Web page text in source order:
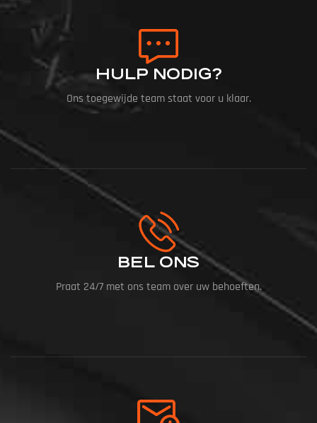
HULP NODIG?
Ons toegewijde team staat voor u klaar.
BEL ONS
Praat 24/7 met ons team over uw behoeften.